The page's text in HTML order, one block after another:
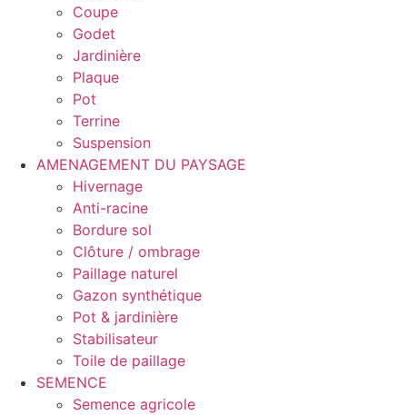
Coupe
Godet
Jardinière
Plaque
Pot
Terrine
Suspension
AMENAGEMENT DU PAYSAGE
Hivernage
Anti-racine
Bordure sol
Clôture / ombrage
Paillage naturel
Gazon synthétique
Pot & jardinière
Stabilisateur
Toile de paillage
SEMENCE
Semence agricole